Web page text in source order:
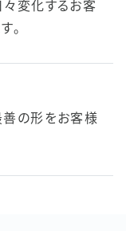
変化するお客
。
善の形をお客様